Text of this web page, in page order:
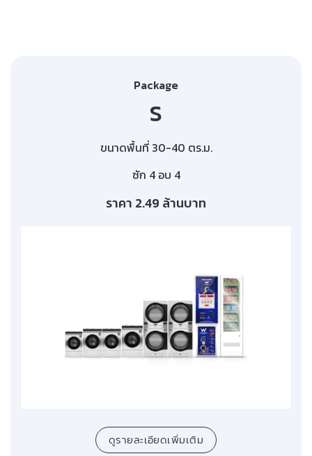
Package
S
ขนาดพื้นที่ 30-40 ตร.ม.
ซัก 4 อบ 4
ราคา 2.49 ล้านบาท
ดูรายละเอียดเพิ่มเติม